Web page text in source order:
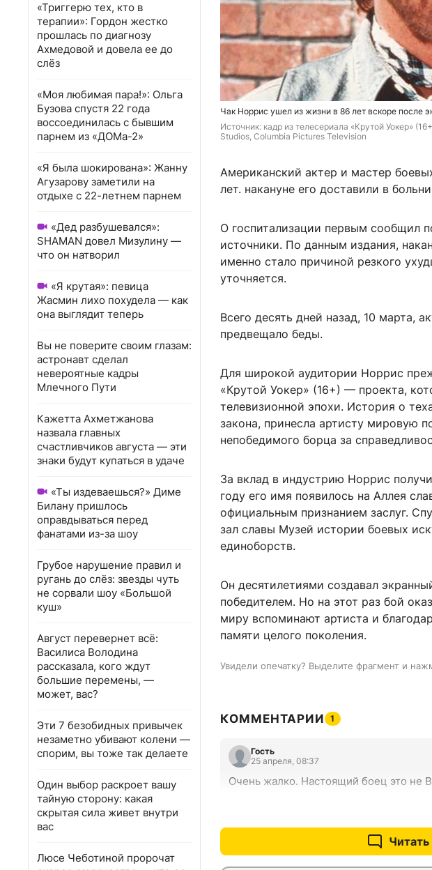
«Триггерю тех, кто в
терапии»: Гордон жестко
прошлась по диагнозу
Ахмедовой и довела ее до
слёз
«Моя любимая пара!»: Ольга
Бузова спустя 22 года
воссоединилась с бывшим
парнем из «ДОМа-2»
«Я была шокирована»: Жанну
Агузарову заметили на
отдыхе с 22-летнем парнем
«Дед разбушевался»:
SHAMAN довел Мизулину —
что он натворил
«Я крутая»: певица
Жасмин лихо похудела — как
она выглядит теперь
Вы не поверите своим глазам:
астронавт сделал
невероятные кадры
Млечного Пути
Кажетта Ахметжанова
назвала главных
счастливчиков августа — эти
знаки будут купаться в удаче
«Ты издеваешься?» Диме
Билану пришлось
оправдываться перед
фанатами из-за шоу
Грубое нарушение правил и
ругань до слёз: звезды чуть
не сорвали шоу «Большой
куш»
Август перевернет всё:
Василиса Володина
рассказала, кого ждут
большие перемены, —
может, вас?
Эти 7 безобидных привычек
незаметно убивают колени —
спорим, вы тоже так делаете
Один выбор раскроет вашу
тайную сторону: какая
скрытая сила живет внутри
вас
Люсе Чеботиной пророчат
Чак Норрис ушел из жизни в 86 лет вскоре после
Источник: кадр из телесериала «Крутой Уокер»
Studios, Columbia Pictures Television
Американский актер и мастер
лет. накануне его доставили в
О госпитализации первым сообщил
источники. По данным издания,
именно стало причиной резкого
уточняется.
Всего десять дней назад, 10 марта,
предвещало беды.
Для широкой аудитории Норрис
«Крутой Уокер» (16+) — проекта,
телевизионной эпохи. История о
закона, принесла артисту мировую
непобедимого борца за
За вклад в индустрию Норрис
году его имя появилось на Аллея
официальным признанием заслуг.
зал славы Музей истории боевых
единоборств.
Он десятилетиями создавал
победителем. Но на этот раз бой
миру вспоминают артиста и
памяти целого поколения.
Увидели опечатку? Выделите фрагмент и
КОММЕНТАРИИ 1
Гость
25 апреля, 08:37
Очень жалко. Настоящий боец это не